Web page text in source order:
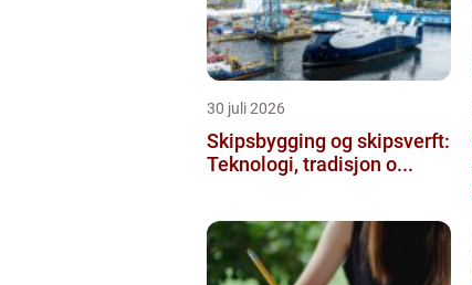
30 juli 2026
Skipsbygging og skipsverft:
Teknologi, tradisjon o...